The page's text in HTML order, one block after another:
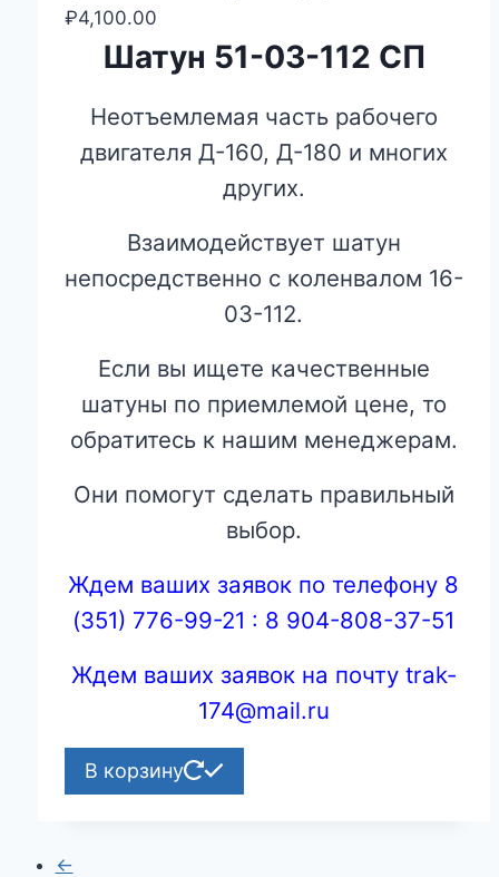
₽4,100.00
Шатун 51-03-112 СП
Неотъемлемая часть рабочего
двигателя Д-160, Д-180 и многих
других.
Взаимодействует шатун
непосредственно с коленвалом 16-
03-112.
Если вы ищете качественные
шатуны по приемлемой цене, то
обратитесь к нашим менеджерам.
Они помогут сделать правильный
выбор.
Ждем ваших заявок по телефону 8
(351) 776-99-21 : 8 904-808-37-51
Ждем ваших заявок на почту trak-
174@mail.ru
В корзину
←